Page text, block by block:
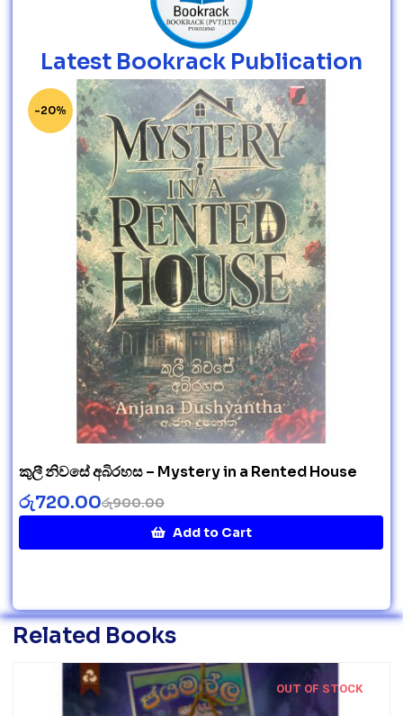
Latest Bookrack Publication
-20%
කුලී නිවසේ අබිරහස – Mystery in a Rented House
රු900.00
රු720.00
Add to Cart
Related Books
OUT OF STOCK